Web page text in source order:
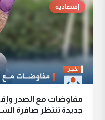
إقتصادية
مفاوضات مع الصدر
جديدة تنتظر صافرة